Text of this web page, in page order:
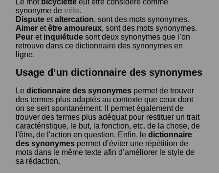
synonyme de vélo.
Dispute etaltercation, sont des mots synonymes.
Aimer etêtre amoureux, sont des mots synonymes.
Peur et inquiétude sont deux synonymes que l’on
retrouve dans ce dictionnaire des synonymes en
ligne.
Usage d’un dictionnaire des synonymes
Le dictionnaire des synonymes permet de trouver
des termes plus adaptés au contexte que ceux dont
on se sert spontanément. Il permet également de
trouver des termes plus adéquat pour restituer un trait
caractéristique, le but, la fonction, etc. de la chose, de
l'être, de l'action en question. Enfin, le dictionnaire
des synonymes permet d’éviter une répétition de
mots dans le même texte afin d’améliorer le style de
sa rédaction.